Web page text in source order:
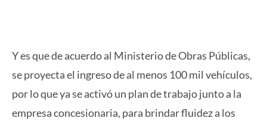
Y es que de acuerdo al Ministerio de Obras Públicas,
se proyecta el ingreso de al menos 100 mil vehículos,
por lo que ya se activó un plan de trabajo junto a la
empresa concesionaria, para brindar fluidez a los